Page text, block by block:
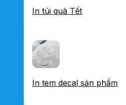
In túi quà Tết
In tem decal sản phẩm